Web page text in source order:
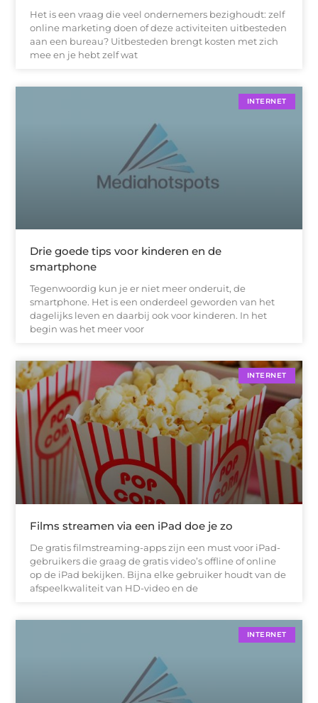
Het is een vraag die veel ondernemers bezighoudt: zelf
online marketing doen of deze activiteiten uitbesteden
aan een bureau? Uitbesteden brengt kosten met zich
mee en je hebt zelf wat
INTERNET
Drie goede tips voor kinderen en de
smartphone
Tegenwoordig kun je er niet meer onderuit, de
smartphone. Het is een onderdeel geworden van het
dagelijks leven en daarbij ook voor kinderen. In het
begin was het meer voor
INTERNET
Films streamen via een iPad doe je zo
De gratis filmstreaming-apps zijn een must voor iPad-
gebruikers die graag de gratis video’s offline of online
op de iPad bekijken. Bijna elke gebruiker houdt van de
afspeelkwaliteit van HD-video en de
INTERNET